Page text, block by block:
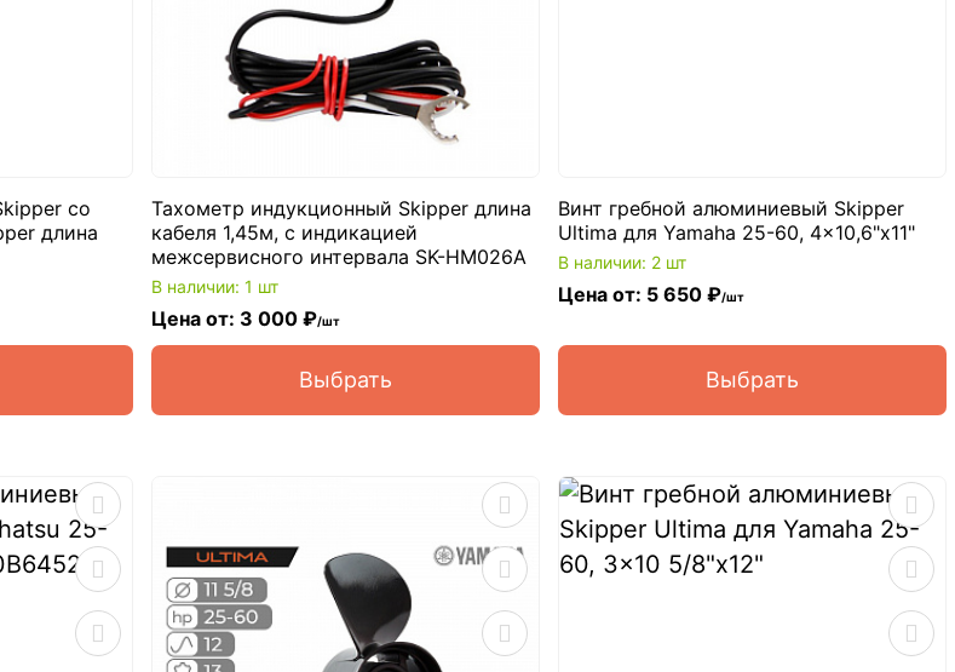
со
длина
Тахометр индукционный Skipper длина
кабеля 1,45м, с индикацией
межсервисного интервала SK-HM026A
В наличии: 1 шт
Цена от: 3 000 ₽/шт
Выбрать
Винт гребной алюминиевый Skipper
Ultima для Yamaha 25-60, 4x10,6"x11"
В наличии: 2 шт
Цена от: 5 650 ₽/шт
Выбрать